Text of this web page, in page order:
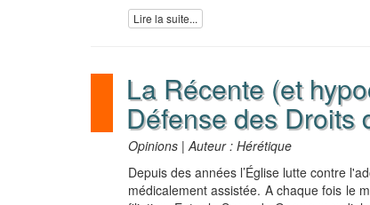
Lire la suite...
La Récente (et
Défense des Droits
Opinions | Auteur : Hérétique
Depuis des années l’Église lutte contre
médicalement assistée. A chaque fois le